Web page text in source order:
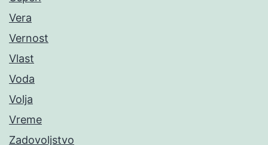
Vera
Vernost
Vlast
Voda
Volja
Vreme
Zadovoljstvo